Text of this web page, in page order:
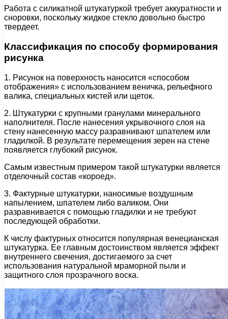
Работа с силикатной штукатуркой требует аккуратности и
сноровки, поскольку жидкое стекло довольно быстро
твердеет.
Классификация по способу формирования
рисунка
1. Рисунок на поверхность наносится «способом
отображения» с использованием веничка, рельефного
валика, специальных кистей или щеток.
2. Штукатурки с крупными гранулами минерального
наполнителя. После нанесения укрывочного слоя на
стену нанесенную массу разравнивают шпателем или
гладилкой. В результате перемещения зерен на стене
появляется глубокий рисунок.
Самым известным примером такой штукатурки является
отделочный состав «короед».
3. Фактурные штукатурки, наносимые воздушным
напылением, шпателем либо валиком, Они
разравнивается с помощью гладилки и не требуют
последующей обработки.
К числу фактурных относится популярная венецианская
штукатурка. Ее главным достоинством является эффект
внутреннего свечения, достигаемого за счет
использования натуральной мраморной пыли и
защитного слоя прозрачного воска.